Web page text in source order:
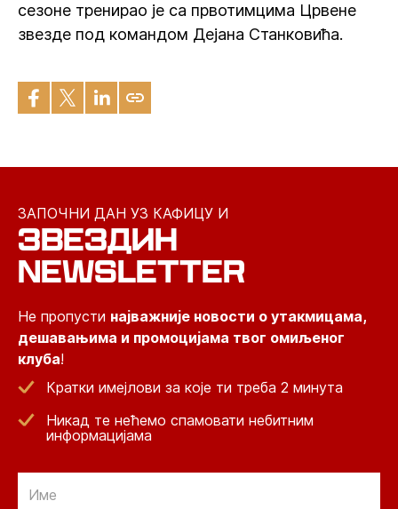
сезоне тренирао је са првотимцима Црвене
звезде под командом Дејана Станковића.
ЗАПОЧНИ ДАН УЗ КАФИЦУ И
ЗВЕЗДИН
NEWSLETTER
Не пропусти најважније новости о утакмицама,
дешавањима и промоцијама твог омиљеног
клуба!
Кратки имејлови за које ти треба 2 минута
Никад те нећемо спамовати небитним
информацијама